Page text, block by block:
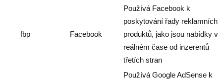
_fbp Facebook
Používá Facebook k
poskytování řady reklamních
produktů, jako jsou nabídky v
reálném čase od inzerentů
třetích stran
Používá Google AdSense k